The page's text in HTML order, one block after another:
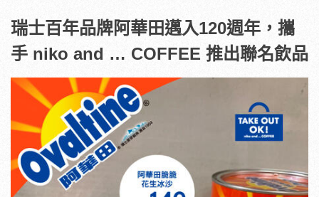
瑞士百年品牌阿華田邁入120週年，攜
手 niko and … COFFEE 推出聯名飲品